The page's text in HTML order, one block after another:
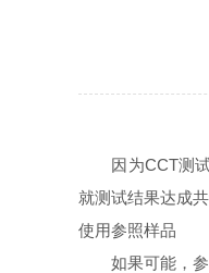
因为CCT测试
就测试结果达成共
使用参照样品
如果可能，参